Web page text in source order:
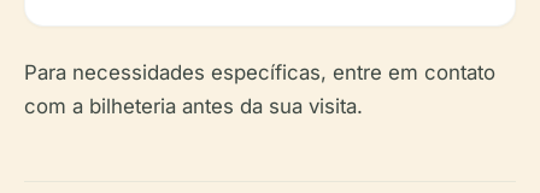
Para necessidades específicas, entre em contato
com a bilheteria antes da sua visita.